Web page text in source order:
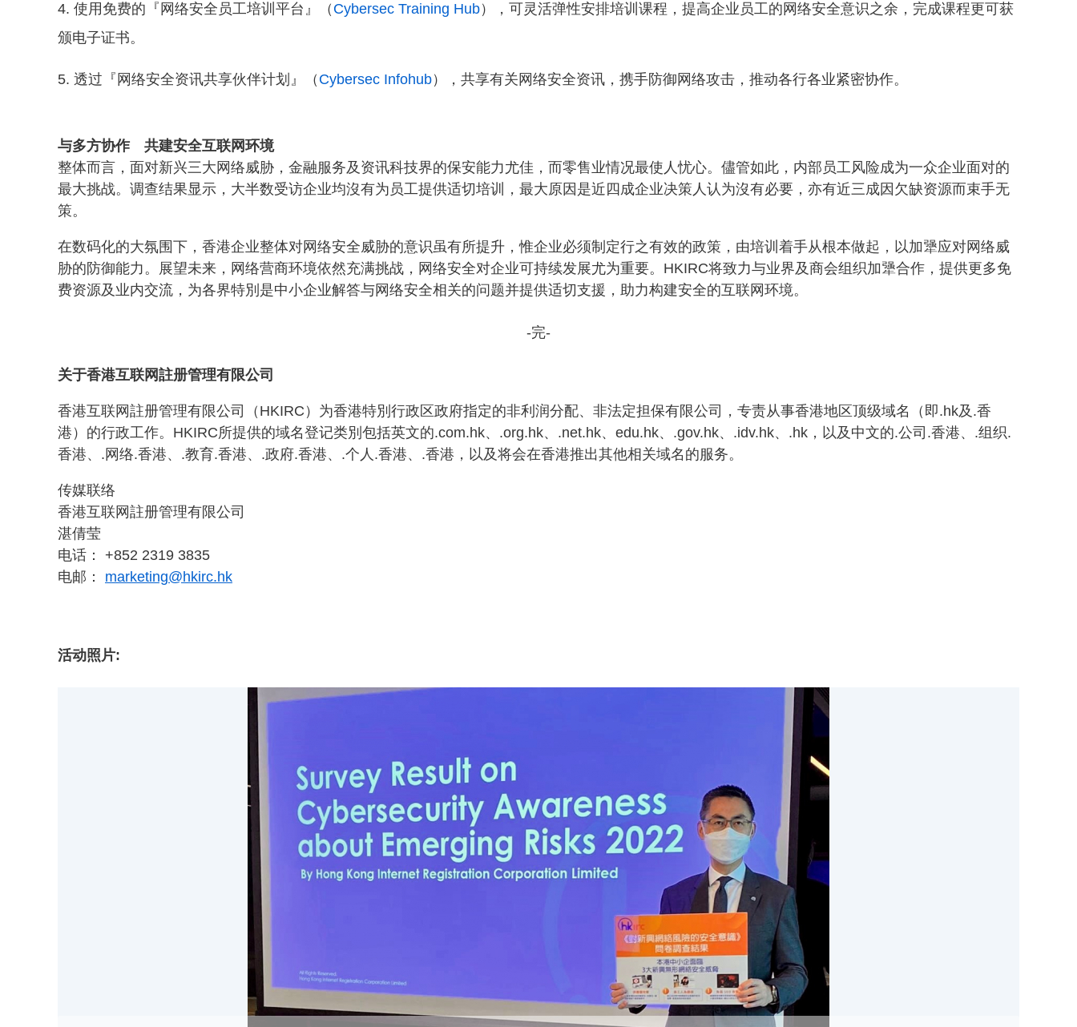
使用免费的『网络安全员工培训平台』（ Cybersec Training Hub），可灵活弹性安排培训课程，提高企业员工的网络安全意识之余，完成课程更可获
颁电子证书。
透过『网络安全资讯共享伙伴计划』（ Cybersec Infohub），共享有关网络安全资讯，携手防御网络攻击，推动各行各业紧密协作。
与多方协作 共建安全互联网环境
整体而言，面对新兴三大网络威胁，金融服务及资讯科技界的保安能力尤佳，而零售业情况最使人忧心。儘管如此，内部员工风险成为一众企业面对的
最大挑战。调查结果显示，大半数受访企业均沒有为员工提供适切培训，最大原因是近四成企业决策人认为沒有必要，亦有近三成因欠缺资源而束手无
策。
在数码化的大氛围下，香港企业整体对网络安全威胁的意识虽有所提升，惟企业必须制定行之有效的政策，由培训着手从根本做起，以加犟应对网络威
胁的防御能力。展望未来，网络营商环境依然充满挑战，网络安全对企业可持续发展尤为重要。HKIRC将致力与业界及商会组织加犟合作，提供更多免
费资源及业内交流，为各界特別是中小企业解答与网络安全相关的问题并提供适切支援，助力构建安全的互联网环境。
-完-
关于香港互联网註册管理有限公司
香港互联网註册管理有限公司（HKIRC）为香港特別行政区政府指定的非利润分配、非法定担保有限公司，专责从事香港地区顶级域名（即.hk及.香
港）的行政工作。HKIRC所提供的域名登记类別包括英文的.com.hk、.org.hk、.net.hk、edu.hk、.gov.hk、.idv.hk、.hk，以及中文的.公司.香港、.组织.
香港、.网络.香港、.教育.香港、.政府.香港、.个人.香港、.香港，以及将会在香港推出其他相关域名的服务。
传媒联络
香港互联网註册管理有限公司
湛倩莹
电话： +852 2319 3835
电邮： marketing@hkirc.hk
活动照片: